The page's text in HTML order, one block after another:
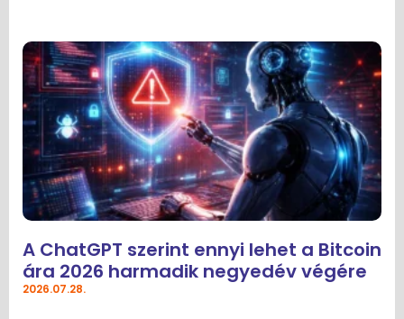
A ChatGPT szerint ennyi lehet a Bitcoin
ára 2026 harmadik negyedév végére
2026.07.28.